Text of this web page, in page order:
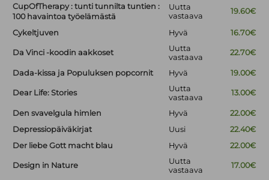
CupOfTherapy : tunti tunnilta tuntien :
100 havaintoa työelämästä
Uutta
vastaava
19.60€
Cykeltjuven Hyvä 16.70€
Da Vinci -koodin aakkoset
Uutta
vastaava
22.70€
Dada-kissa ja Populuksen popcornit Hyvä 19.00€
Dear Life: Stories
Uutta
vastaava
13.00€
Den svavelgula himlen Hyvä
22.00€
Depressiopäiväkirjat
Uusi
22.40€
Der liebe Gott macht blau
Hyvä 22.00€
Design in Nature
Uutta
vastaava
17.00€